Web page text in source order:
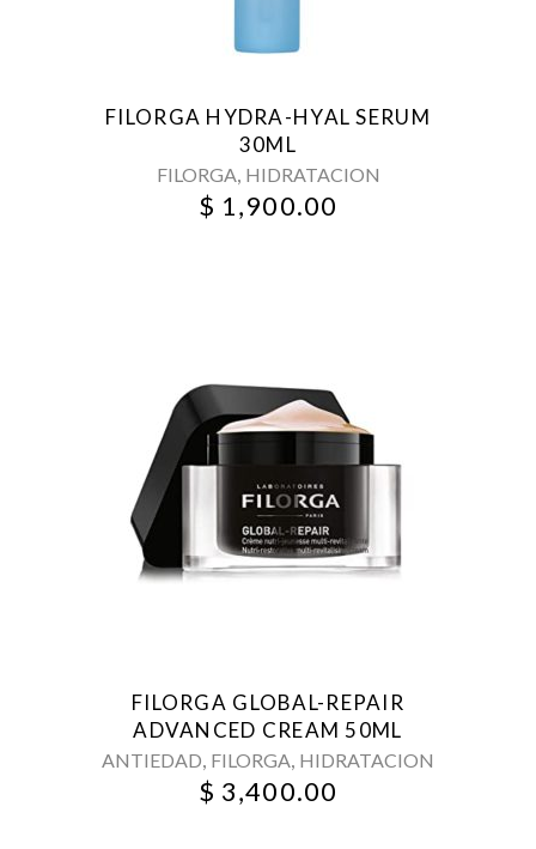
FILORGA HYDRA-HYAL SERUM
30ML
FILORGA, HIDRATACION
$ 1,900.00
FILORGA GLOBAL-REPAIR
ADVANCED CREAM 50ML
ANTIEDAD, FILORGA, HIDRATACION
$ 3,400.00